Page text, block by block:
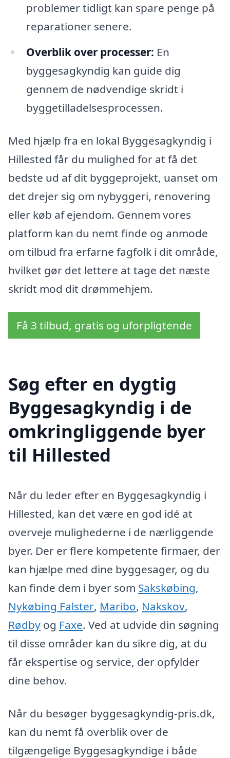
problemer tidligt kan spare penge på
reparationer senere.
Overblik over processer: En
byggesagkyndig kan guide dig
gennem de nødvendige skridt i
byggetilladelsesprocessen.
Med hjælp fra en lokal Byggesagkyndig i
Hillested får du mulighed for at få det
bedste ud af dit byggeprojekt, uanset om
det drejer sig om nybyggeri, renovering
eller køb af ejendom. Gennem vores
platform kan du nemt finde og anmode
om tilbud fra erfarne fagfolk i dit område,
hvilket gør det lettere at tage det næste
skridt mod dit drømmehjem.
Få 3 tilbud, gratis og uforpligtende
Søg efter en dygtig
Byggesagkyndig i de
omkringliggende byer
til Hillested
Når du leder efter en Byggesagkyndig i
Hillested, kan det være en god idé at
overveje mulighederne i de nærliggende
byer. Der er flere kompetente firmaer, der
kan hjælpe med dine byggesager, og du
kan finde dem i byer som Sakskøbing,
Nykøbing Falster, Maribo, Nakskov,
Rødby og Faxe. Ved at udvide din søgning
til disse områder kan du sikre dig, at du
får ekspertise og service, der opfylder
dine behov.
Når du besøger byggesagkyndig-pris.dk,
kan du nemt få overblik over de
tilgængelige Byggesagkyndige i både